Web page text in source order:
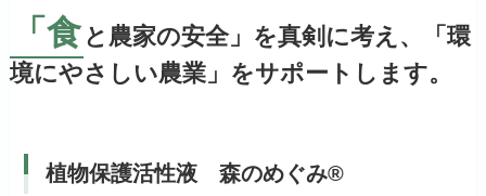
「食 と農家の安全」を真剣に考え、「環
境にやさしい農業」をサポートします。
植物保護活性液 森のめぐみ®